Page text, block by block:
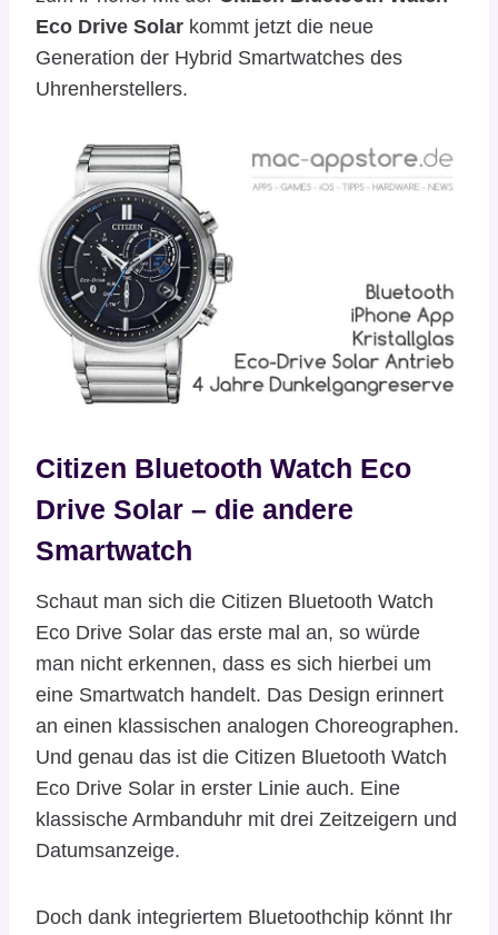
Eco Drive Solar kommt jetzt die neue
Generation der Hybrid Smartwatches des
Uhrenherstellers.
Citizen Bluetooth Watch Eco
Drive Solar – die andere
Smartwatch
Schaut man sich die Citizen Bluetooth Watch
Eco Drive Solar das erste mal an, so würde
man nicht erkennen, dass es sich hierbei um
eine Smartwatch handelt. Das Design erinnert
an einen klassischen analogen Choreographen.
Und genau das ist die Citizen Bluetooth Watch
Eco Drive Solar in erster Linie auch. Eine
klassische Armbanduhr mit drei Zeitzeigern und
Datumsanzeige.
Doch dank integriertem Bluetoothchip könnt Ihr